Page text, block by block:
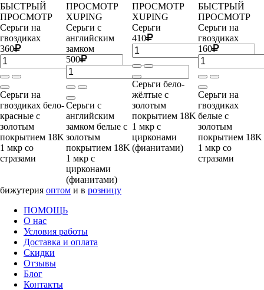
БЫСТРЫЙ
ПРОСМОТР
Серьги на
гвоздиках
360
Серьги на
гвоздиках бело-
красные с
золотым
покрытием 18K
1 мкр со
стразами
ПРОСМОТР
XUPING
Серьги с
английским
замком
500
Серьги с
английским
замком белые с
золотым
покрытием 18K
1 мкр с
цирконами
(фианитами)
ПРОСМОТР
XUPING
Серьги
410
Серьги бело-
жёлтые с
золотым
покрытием 18K
1 мкр с
цирконами
(фианитами)
БЫСТРЫЙ
ПРОСМОТР
Серьги на
гвоздиках
160
Серьги на
гвоздиках
белые с
золотым
покрытием 18K
1 мкр со
стразами
бижутерия оптом и в розницу
ПОМОЩЬ
О нас
Условия работы
Доставка и оплата
Скидки
Отзывы
Блог
Контакты